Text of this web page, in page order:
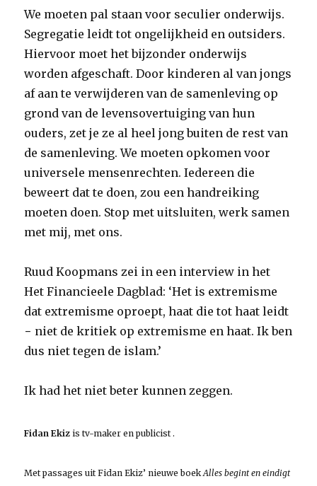
We moeten pal staan voor seculier onderwijs.
Segregatie leidt tot ongelijkheid en outsiders.
Hiervoor moet het bijzonder onderwijs
worden afgeschaft. Door kinderen al van jongs
af aan te verwijderen van de samenleving op
grond van de levensovertuiging van hun
ouders, zet je ze al heel jong buiten de rest van
de samenleving. We moeten opkomen voor
universele mensenrechten. Iedereen die
beweert dat te doen, zou een handreiking
moeten doen. Stop met uitsluiten, werk samen
met mij, met ons.
Ruud Koopmans zei in een interview in het
Het Financieele Dagblad: ‘Het is extremisme
dat extremisme oproept, haat die tot haat leidt
− niet de kritiek op extremisme en haat. Ik ben
dus niet tegen de islam.’
Ik had het niet beter kunnen zeggen.
Fidan Ekiz is tv-maker en publicist .
Met passages uit Fidan Ekiz’ nieuwe boekAlles begint en eindigt